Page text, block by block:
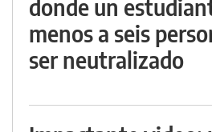
donde un
menos a seis
ser neutralizado